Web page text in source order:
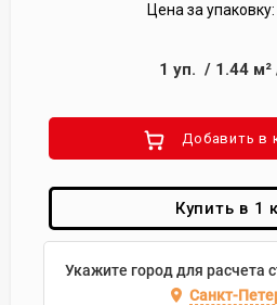
Цена за упаковку:
1 уп. / 1.44м²
Добавить в
Купить в 1
Укажите город для расчета
Санкт-